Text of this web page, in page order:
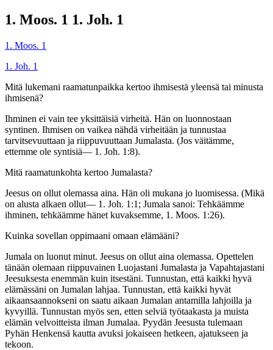
1. Moos. 1 1. Joh. 1
1. Moos. 1
1. Joh. 1
Mitä lukemani raamatunpaikka kertoo ihmisestä yleensä tai minusta
ihmisenä?
Ihminen ei vain tee yksittäisiä virheitä. Hän on luonnostaan
syntinen. Ihmisen on vaikea nähdä virheitään ja tunnustaa
tarvitsevuuttaan ja riippuvuuttaan Jumalasta. (Jos väitämme,
ettemme ole syntisiä— 1. Joh. 1:8).
Mitä raamatunkohta kertoo Jumalasta?
Jeesus on ollut olemassa aina. Hän oli mukana jo luomisessa. (Mikä
on alusta alkaen ollut— 1. Joh. 1:1; Jumala sanoi: Tehkäämme
ihminen, tehkäämme hänet kuvaksemme, 1. Moos. 1:26).
Kuinka sovellan oppimaani omaan elämääni?
Jumala on luonut minut. Jeesus on ollut aina olemassa. Opettelen
tänään olemaan riippuvainen Luojastani Jumalasta ja Vapahtajastani
Jeesuksesta enemmän kuin itsestäni. Tunnustan, että kaikki hyvä
elämässäni on Jumalan lahjaa. Tunnustan, että kaikki hyvät
aikaansaannokseni on saatu aikaan Jumalan antamilla lahjoilla ja
kyvyillä. Tunnustan myös sen, etten selviä työtaakasta ja muista
elämän velvoitteista ilman Jumalaa. Pyydän Jeesusta tulemaan
Pyhän Henkensä kautta avuksi jokaiseen hetkeen, ajatukseen ja
tekoon.